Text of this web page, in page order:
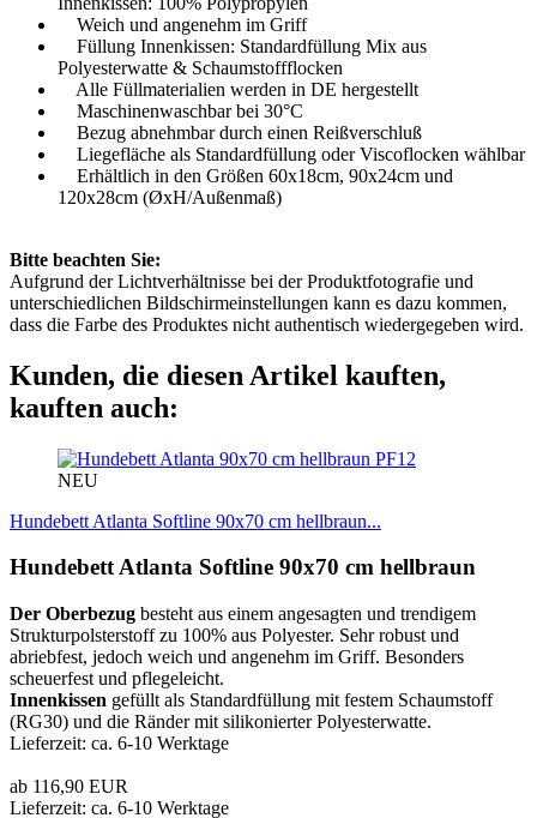
Weich und angenehm im Griff
Füllung Innenkissen: Standardfüllung Mix aus
Polyesterwatte & Schaumstoffflocken
Alle Füllmaterialien werden in DE hergestellt
Maschinenwaschbar bei 30°C
Bezug abnehmbar durch einen Reißverschluß
Liegefläche als Standardfüllung oder Viscoflocken wählbar
Erhältlich in den Größen 60x18cm, 90x24cm und
120x28cm (ØxH/Außenmaß)
Bitte beachten Sie:
Aufgrund der Lichtverhältnisse bei der Produktfotografie und
unterschiedlichen Bildschirmeinstellungen kann es dazu kommen,
dass die Farbe des Produktes nicht authentisch wiedergegeben wird.
Kunden, die diesen Artikel kauften,
kauften auch:
PF12
NEU
Hundebett Atlanta Softline 90x70 cm hellbraun...
Hundebett Atlanta Softline 90x70 cm hellbraun
Der Oberbezug besteht aus einem angesagten und trendigem
Strukturpolsterstoff zu 100% aus Polyester. Sehr robust und
abriebfest, jedoch weich und angenehm im Griff. Besonders
scheuerfest und pflegeleicht.
Innenkissen gefüllt als Standardfüllung mit festem Schaumstoff
(RG30) und die Ränder mit silikonierter Polyesterwatte.
Lieferzeit: ca. 6-10 Werktage
ab 116,90 EUR
Lieferzeit: ca. 6-10 Werktage